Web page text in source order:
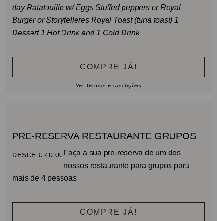
dayRatatouille w/ Eggs Stuffed peppers orRoyal
BurgerorStorytelleres Royal Toast (tuna toast) 1
Dessert 1 Hot Drink and 1 Cold Drink
Ver termos e condições
COMPRE JÁ!
PRE-RESERVA RESTAURANTE GRUPOS
DESDE € 40,00Faça a sua pre-reserva de um dos
nossos restaurante para grupos para
mais de 4 pessoas
COMPRE JÁ!